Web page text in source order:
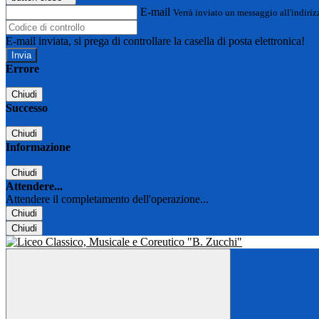
E-mail Verrà inviato un messaggio
E-mail inviata, si prega di controllare la casella di posta elettronica!
Errore
Chiudi
Successo
Chiudi
Informazione
Chiudi
Attendere...
Attendere il completamento dell'operazione...
Chiudi
Chiudi